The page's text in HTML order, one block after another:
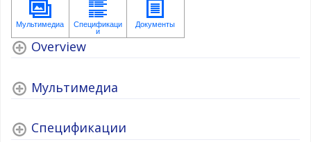
Overview
Мультимедиа
Спецификации